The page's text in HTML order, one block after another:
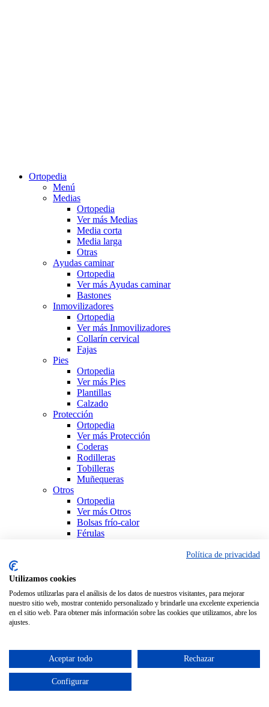
Ortopedia
Menú
Medias
Ortopedia
Ver más Medias
Media corta
Media larga
Otras
Ayudas caminar
Ortopedia
Ver más Ayudas caminar
Bastones
Inmovilizadores
Ortopedia
Ver más Inmovilizadores
Collarín cervical
Fajas
Pies
Ortopedia
Ver más Pies
Plantillas
Calzado
Protección
Ortopedia
Ver más Protección
Coderas
Rodilleras
Tobilleras
Muñequeras
Otros
Ortopedia
Ver más Otros
Bolsas frío-calor
Férulas
Política de privacidad
Utilizamos cookies
Podemos utilizarlas para el análisis de los datos de nuestros visitantes, para mejorar
nuestro sitio web, mostrar contenido personalizado y brindarle una excelente experiencia
en el sitio web. Para obtener más información sobre las cookies que utilizamos, abre los
ajustes.
Aceptar todo Rechazar
Configurar